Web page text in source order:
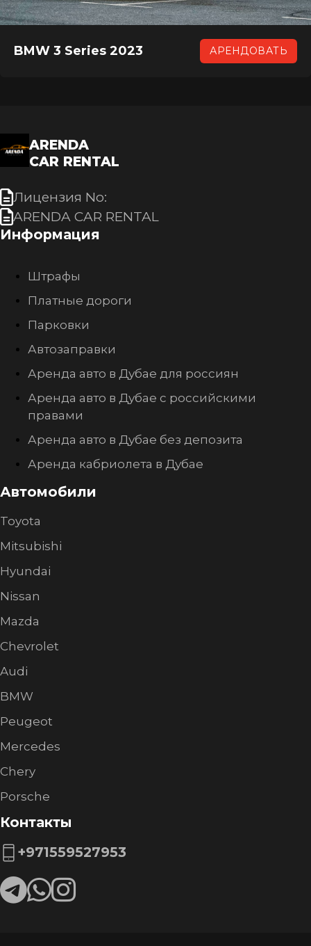
BMW 3 Series 2023 АРЕНДОВАТЬ
ARENDA
CAR RENTAL
Лицензия No:
ARENDA CAR RENTAL
Информация
Штрафы
Платные дороги
Парковки
Автозаправки
Аренда авто в Дубае для россиян
Аренда авто в Дубае с российскими
правами
Аренда авто в Дубае без депозита
Аренда кабриолета в Дубае
Автомобили
Toyota
Mitsubishi
Hyundai
Nissan
Mazda
Chevrolet
Audi
BMW
Peugeot
Mercedes
Chery
Porsche
Контакты
+971559527953